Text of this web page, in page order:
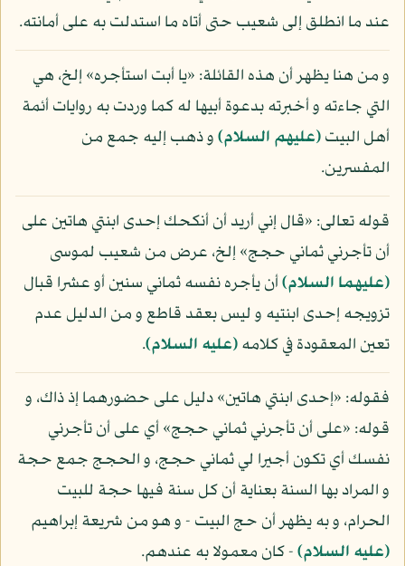
عند ما انطلق إلى شعيب حتى أتاه ما استدلت به على أمانته.
و من هنا يظهر أن هذه القائلة: «يا أبت استأجره» إلخ، هي
التي جاءته و أخبرته بدعوة أبيها له كما وردت به روايات أئمة
أهل البيت(عليهم السلام)و ذهب إليه جمع من
المفسرين.
قوله تعالى: «قال إني أريد أن أنكحك إحدى ابنتي هاتين على
أن تأجرني ثماني حجج» إلخ، عرض من شعيب لموسى
(عليهما السلام)أن يأجره نفسه ثماني سنين أو عشرا قبال
تزويجه إحدى ابنتيه و ليس بعقد قاطع و من الدليل عدم
تعين المعقودة في كلامه(عليه السلام).
فقوله: «إحدى ابنتي هاتين» دليل على حضورهما إذ ذاك، و
قوله: «على أن تأجرني ثماني حجج» أي على أن تأجرني
نفسك أي تكون أجيرا لي ثماني حجج، و الحجج جمع حجة
و المراد بها السنة بعناية أن كل سنة فيها حجة للبيت
الحرام، و به يظهر أن حج البيت - و هو من شريعة إبراهيم
(عليه السلام)- كان معمولا به عندهم.